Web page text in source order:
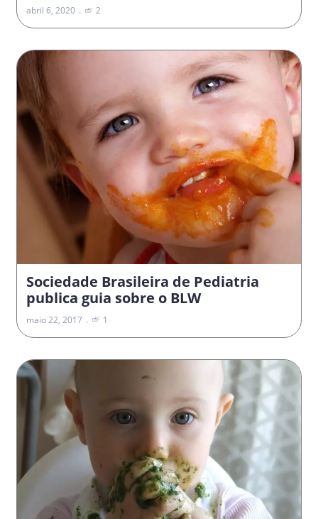
abril 6, 2020 2
Sociedade Brasileira de Pediatria
publica guia sobre o BLW
maio 22, 2017 1